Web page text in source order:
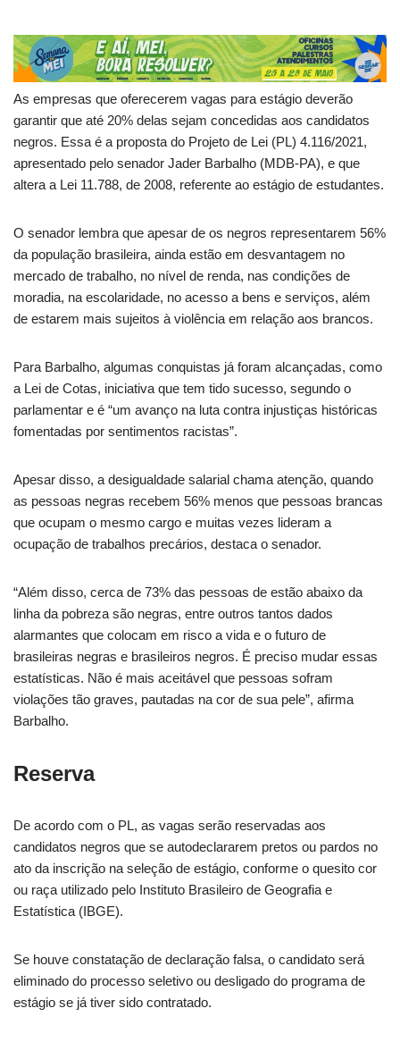
As empresas que oferecerem vagas para estágio deverão
garantir que até 20% delas sejam concedidas aos candidatos
negros. Essa é a proposta do Projeto de Lei (PL) 4.116/2021,
apresentado pelo senador Jader Barbalho (MDB-PA), e que
altera a Lei 11.788, de 2008, referente ao estágio de estudantes.
O senador lembra que apesar de os negros representarem 56%
da população brasileira, ainda estão em desvantagem no
mercado de trabalho, no nível de renda, nas condições de
moradia, na escolaridade, no acesso a bens e serviços, além
de estarem mais sujeitos à violência em relação aos brancos.
Para Barbalho, algumas conquistas já foram alcançadas, como
a Lei de Cotas, iniciativa que tem tido sucesso, segundo o
parlamentar e é “um avanço na luta contra injustiças históricas
fomentadas por sentimentos racistas”.
Apesar disso, a desigualdade salarial chama atenção, quando
as pessoas negras recebem 56% menos que pessoas brancas
que ocupam o mesmo cargo e muitas vezes lideram a
ocupação de trabalhos precários, destaca o senador.
“Além disso, cerca de 73% das pessoas de estão abaixo da
linha da pobreza são negras, entre outros tantos dados
alarmantes que colocam em risco a vida e o futuro de
brasileiras negras e brasileiros negros. É preciso mudar essas
estatísticas. Não é mais aceitável que pessoas sofram
violações tão graves, pautadas na cor de sua pele”, afirma
Barbalho.
Reserva
De acordo com o PL, as vagas serão reservadas aos
candidatos negros que se autodeclararem pretos ou pardos no
ato da inscrição na seleção de estágio, conforme o quesito cor
ou raça utilizado pelo Instituto Brasileiro de Geografia e
Estatística (IBGE).
Se houve constatação de declaração falsa, o candidato será
eliminado do processo seletivo ou desligado do programa de
estágio se já tiver sido contratado.